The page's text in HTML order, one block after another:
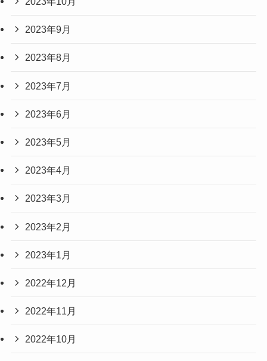
2023年9月
2023年8月
2023年7月
2023年6月
2023年5月
2023年4月
2023年3月
2023年2月
2023年1月
2022年12月
2022年11月
2022年10月